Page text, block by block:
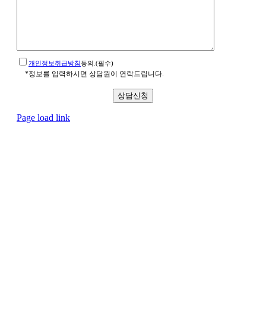
개인정보취급방침동의.(필수)
*정보를 입력하시면 상담원이 연락드립니다.
Page load link